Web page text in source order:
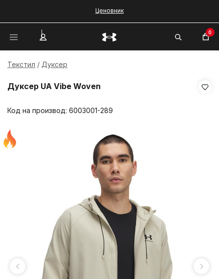
Ценовник
0
Текстил Дуксер
Дуксер UA Vibe Woven
Код на производ: 6003001-289